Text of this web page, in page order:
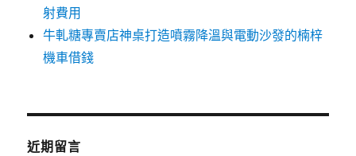
射費用
牛軋糖專賣店神桌打造噴霧降溫與電動沙發的楠梓
機車借錢
近期留言